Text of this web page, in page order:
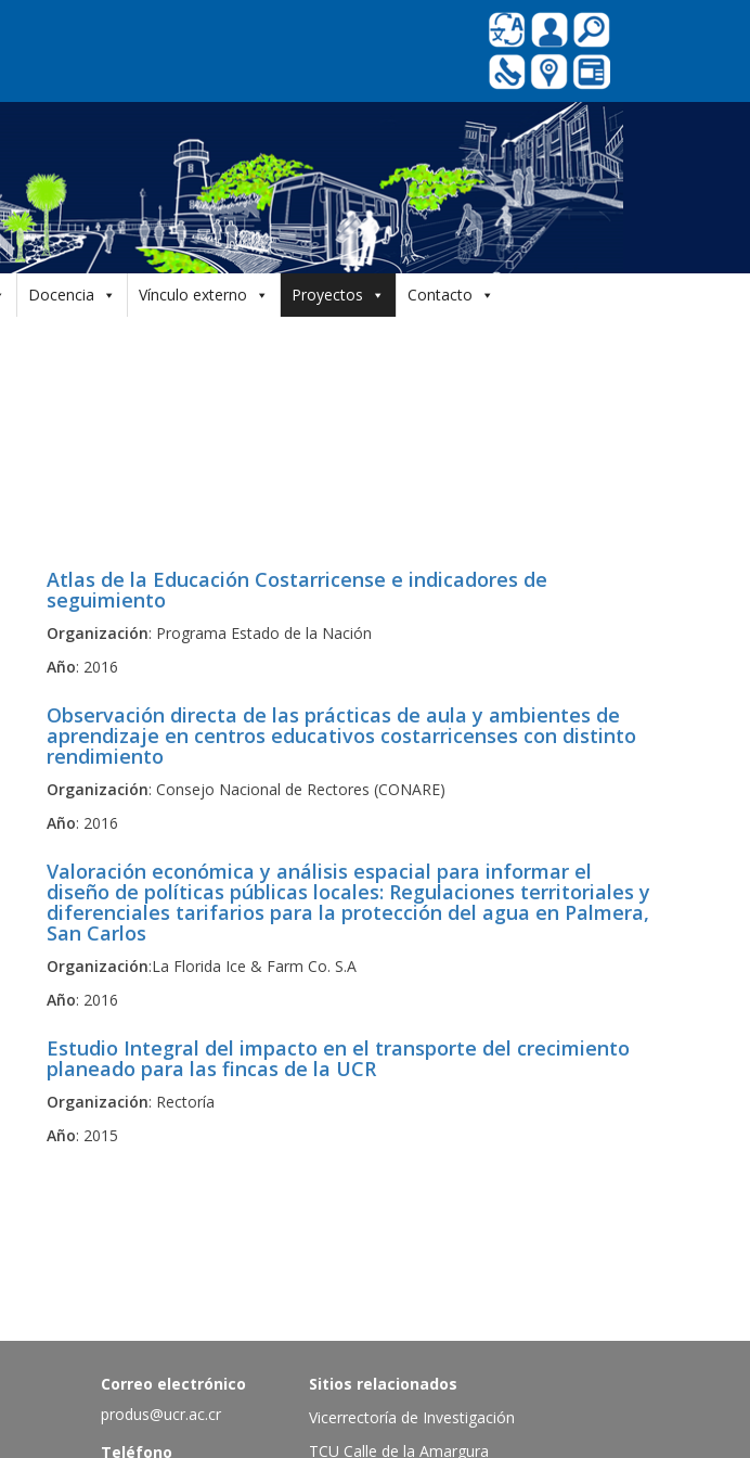
Docencia Vínculo externo Proyectos Contacto
Atlas de la Educación Costarricense e indicadores de
seguimiento
Organización: Programa Estado de la Nación
Año: 2016
Observación directa de las prácticas de aula y ambientes de
aprendizaje en centros educativos costarricenses con distinto
rendimiento
Organización: Consejo Nacional de Rectores (CONARE)
Año: 2016
Valoración económica y análisis espacial para informar el
diseño de políticas públicas locales: Regulaciones territoriales y
diferenciales tarifarios para la protección del agua en Palmera,
San Carlos
Organización:La Florida Ice & Farm Co. S.A
Año: 2016
Estudio Integral del impacto en el transporte del crecimiento
planeado para las fincas de la UCR
Organización: Rectoría
Año: 2015
Correo electrónico
produs@ucr.ac.cr
Teléfono
Sitios relacionados
Vicerrectoría de Investigación
TCU Calle de la Amargura